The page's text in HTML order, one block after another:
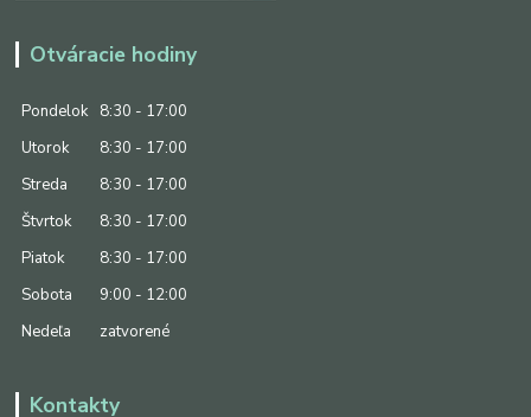
Otváracie hodiny
Pondelok
8:30 - 17:00
Utorok
8:30 - 17:00
Streda
8:30 - 17:00
Štvrtok
8:30 - 17:00
Piatok
8:30 - 17:00
Sobota
9:00 - 12:00
Nedeľa
zatvorené
Kontakty